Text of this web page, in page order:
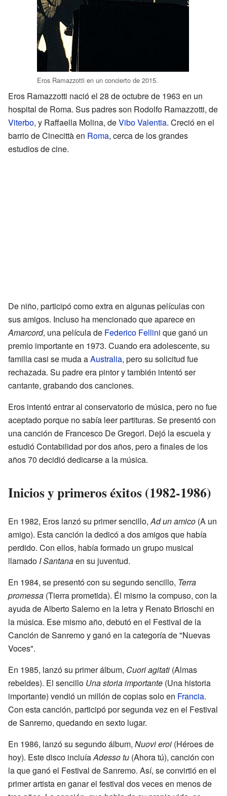
Eros Ramazzotti en un concierto de 2015.
Eros Ramazzotti nació el 28 de octubre de 1963 en un
hospital de Roma. Sus padres son Rodolfo Ramazzotti, de
Viterbo, y Raffaella Molina, deVibo Valentia. Creció en el
barrio de Cinecittà en Roma, cerca de los grandes
estudios de cine.
De niño, participó como extra en algunas películas con
sus amigos. Incluso ha mencionado que aparece en
Amarcord, una película de Federico Fellini que ganó un
premio importante en 1973. Cuando era adolescente, su
familia casi se muda aAustralia, pero su solicitud fue
rechazada. Su padre era pintor y también intentó ser
cantante, grabando dos canciones.
Eros intentó entrar al conservatorio de música, pero no fue
aceptado porque no sabía leer partituras. Se presentó con
una canción de Francesco De Gregori. Dejó la escuela y
estudió Contabilidad por dos años, pero a finales de los
años 70 decidió dedicarse a la música.
Inicios y primeros éxitos (1982-1986)
En 1982, Eros lanzó su primer sencillo,Ad un amico (A un
amigo). Esta canción la dedicó a dos amigos que había
perdido. Con ellos, había formado un grupo musical
llamado I Santanaen su juventud.
En 1984, se presentó con su segundo sencillo, Terra
promessa (Tierra prometida). Él mismo la compuso, con la
ayuda de Alberto Salerno en la letra y Renato Brioschi en
la música. Ese mismo año, debutó en el Festival de la
Canción de Sanremo y ganó en la categoría de "Nuevas
Voces".
En 1985, lanzó su primer álbum, Cuori agitati (Almas
rebeldes). El sencillo Una storia importante (Una historia
importante) vendió un millón de copias solo en Francia.
Con esta canción, participó por segunda vez en el Festival
de Sanremo, quedando en sexto lugar.
En 1986, lanzó su segundo álbum, Nuovi eroi (Héroes de
hoy). Este disco incluíaAdesso tu (Ahora tú), canción con
la que ganó el Festival de Sanremo. Así, se convirtió en el
primer artista en ganar el festival dos veces en menos de